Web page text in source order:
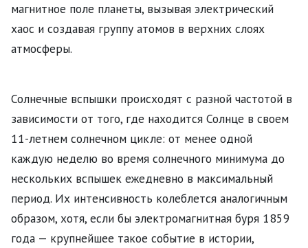
магнитное поле планеты, вызывая электрический
хаос и создавая группу атомов в верхних слоях
атмосферы.
Солнечные вспышки происходят с разной частотой в
зависимости от того, где находится Солнце в своем
11-летнем солнечном цикле: от менее одной
каждую неделю во время солнечного минимума до
нескольких вспышек ежедневно в максимальный
период. Их интенсивность колеблется аналогичным
образом, хотя, если бы электромагнитная буря 1859
года — крупнейшее такое событие в истории,